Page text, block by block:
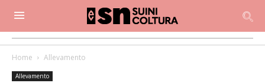
Home Allevamento
Allevamento